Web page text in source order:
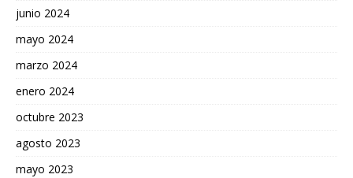
junio 2024
mayo 2024
marzo 2024
enero 2024
octubre 2023
agosto 2023
mayo 2023